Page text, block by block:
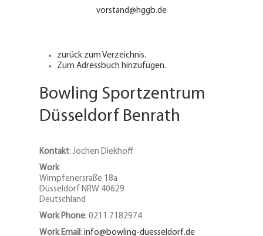
vorstand@hggb.de
zurück zum Verzeichnis.
Zum Adressbuch hinzufügen.
Bowling Sportzentrum
Düsseldorf Benrath
Kontakt: Jochen Diekhoff
Work
Wimpfenersraße 18a
Düsseldorf NRW 40629
Deutschland
Work Phone: 0211 7182974
Work Email: info@bowling-duesseldorf.de